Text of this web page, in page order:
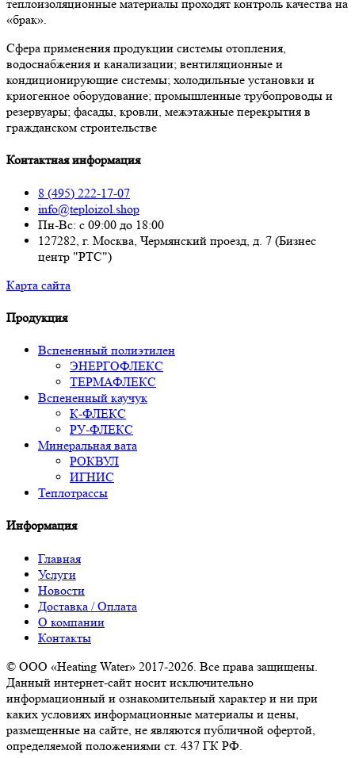
теплоизоляционные материалы проходят контроль качества на
«брак».
Сфера применения продукции системы отопления,
водоснабжения и канализации; вентиляционные и
кондиционирующие системы; холодильные установки и
криогенное оборудование; промышленные трубопроводы и
резервуары; фасады, кровли, межэтажные перекрытия в
гражданском строительстве
Контактная информация
8 (495) 222-17-07
info@teploizol.shop
Пн-Вс: с 09:00 до 18:00
127282, г. Москва, Чермянский проезд, д. 7 (Бизнес
центр "РТС")
Карта сайта
Продукция
Вспененный полиэтилен
ЭНЕРГОФЛЕКС
ТЕРМАФЛЕКС
Вспененный каучук
К-ФЛЕКС
РУ-ФЛЕКС
Минеральная вата
РОКВУЛ
ИГНИС
Теплотрассы
Информация
Главная
Услуги
Новости
Доставка / Оплата
О компании
Контакты
© ООО «Heating Water» 2017-2026. Все права защищены.
Данный интернет-сайт носит исключительно
информационный и ознакомительный характер и ни при
каких условиях информационные материалы и цены,
размещенные на сайте, не являются публичной офертой,
определяемой положениями ст. 437 ГК РФ.